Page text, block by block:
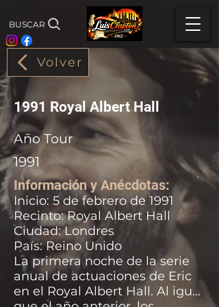
BUSCAR
Volver
1991 Royal Albert Hall
Año Tour
1991
Información y Anécdotas:
Inicio: 5 de febrero de 1991
Recinto: Royal Albert Hall
Ciudad: Londres
País: Reino Unido
La primera noche de la serie
anual de actuaciones de Eric
en el Royal Albert Hall. Al igual